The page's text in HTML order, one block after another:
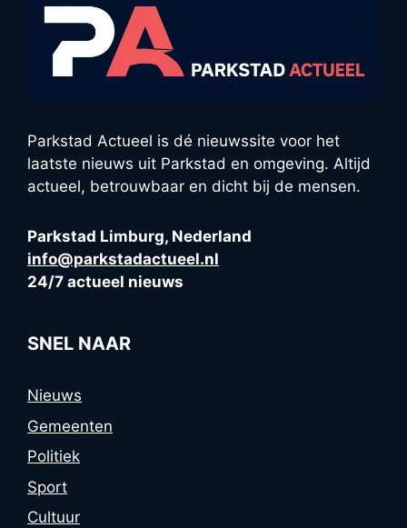
Parkstad Actueel is dé nieuwssite voor het
laatste nieuws uit Parkstad en omgeving. Altijd
actueel, betrouwbaar en dicht bij de mensen.
Parkstad Limburg, Nederland
info@parkstadactueel.nl
24/7 actueel nieuws
SNEL NAAR
Nieuws
Gemeenten
Politiek
Sport
Cultuur